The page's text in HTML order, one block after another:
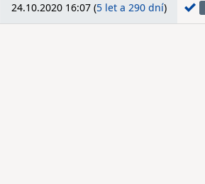
24.10.2020 16:07 (5 let a 290 dní)